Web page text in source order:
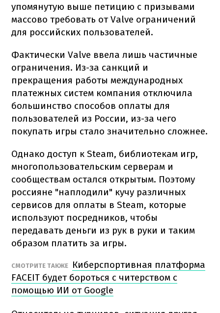
упомянутую выше петицию с призывами
массово требовать от Valve ограничений
для российских пользователей.
Фактически Valve ввела лишь частичные
ограничения. Из-за санкций и
прекращения работы международных
платежных систем компания отключила
большинство способов оплаты для
пользователей из России, из-за чего
покупать игры стало значительно сложнее.
Однако доступ к Steam, библиотекам игр,
многопользовательским серверам и
сообществам остался открытым. Поэтому
россияне "наплодили" кучу различных
сервисов для оплаты в Steam, которые
используют посредников, чтобы
передавать деньги из рук в руки и таким
образом платить за игры.
СМОТРИТЕ ТАКЖЕ
Киберспортивная платформа
FACEIT будет бороться с читерством с
помощью ИИ от Google